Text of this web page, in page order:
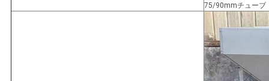
75/90mmチューブ